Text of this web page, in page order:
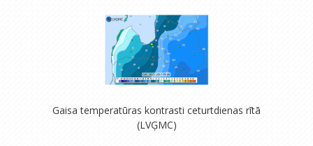
Gaisa temperatūras kontrasti ceturtdienas rītā
(LVĢMC)